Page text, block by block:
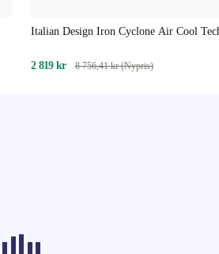
Italian Design Iron Cyclone Air Cool
2 819 kr
8 756,41 kr (Nypris)